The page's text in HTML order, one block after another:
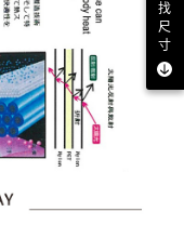
找
尺
寸